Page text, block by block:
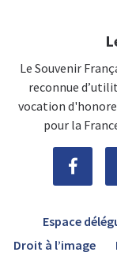
Le Souvenir
reconnue
vocation
pour la
Espace
Droit à l’image